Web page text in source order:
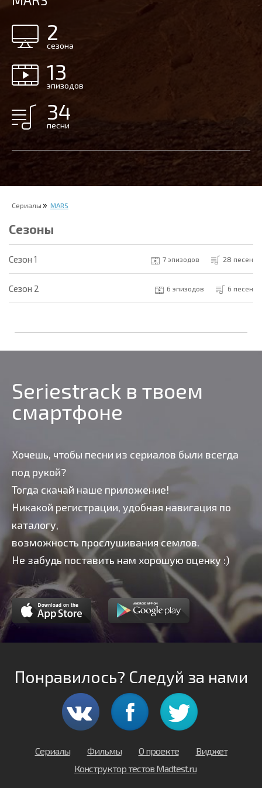
2
сезона
13
эпизодов
34
песни
Сериалы MARS
Сезоны
Cезон 1 7 эпизодов 28 песен
Cезон 2 6 эпизодов 6 песен
Seriestrack в твоем
смартфоне
Хочешь, чтобы песни из сериалов были всегда
под рукой?
Тогда скачай наше приложение!
Никакой регистрации, удобная навигация по
каталогу,
возможность прослушивания семлов.
Не забудь поставить нам хорошую оценку :)
Понравилось? Следуй за нами
Сериалы Фильмы О проекте
Виджет
Конструктор тестов Madtest.ru